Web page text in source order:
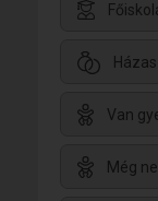
Van
Még